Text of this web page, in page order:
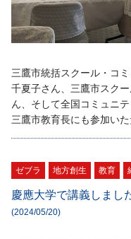
三鷹市統括スクール・コ
千夏子さん、三鷹市スク
ん、そして全国コミュニ
三鷹市教育長にも参加い
ゼブラ 地方創生 教育
慶應大学で講義しまし
(2024/05/20)